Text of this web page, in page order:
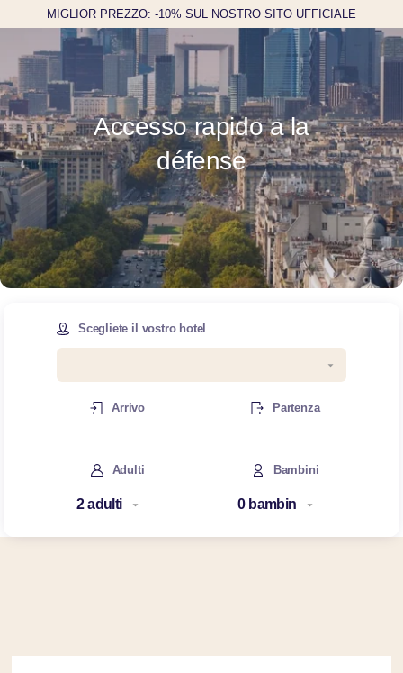
MIGLIOR PREZZO: -10% SUL NOSTRO SITO UFFICIALE
Accesso rapido a la
défense
Scegliete il vostro hotel
Arrivo Partenza
Adulti Bambini